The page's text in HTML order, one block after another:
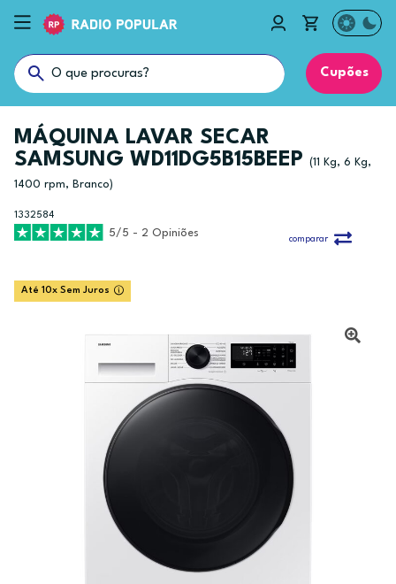
Cupões
MÁQUINA LAVAR SECAR
SAMSUNG WD11DG5B15BEEP
(11 Kg, 6 Kg,
1400 rpm, Branco)
1332584
5/5 - 2 Opiniões
comparar
Até 10x Sem Juros